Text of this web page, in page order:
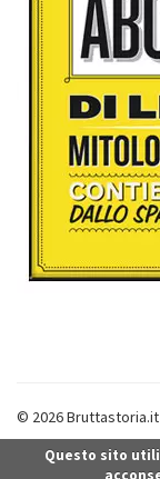
© 2026 Bruttastoria.it
Questo sito